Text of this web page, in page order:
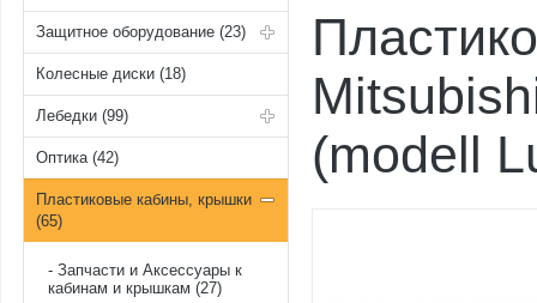
Защитное оборудование (23)
Колесные диски (18)
Лебедки (99)
Оптика (42)
Пластиковые кабины, крышки
(65)
Запчасти и Аксессуары к
кабинам и крышкам (27)
(modell